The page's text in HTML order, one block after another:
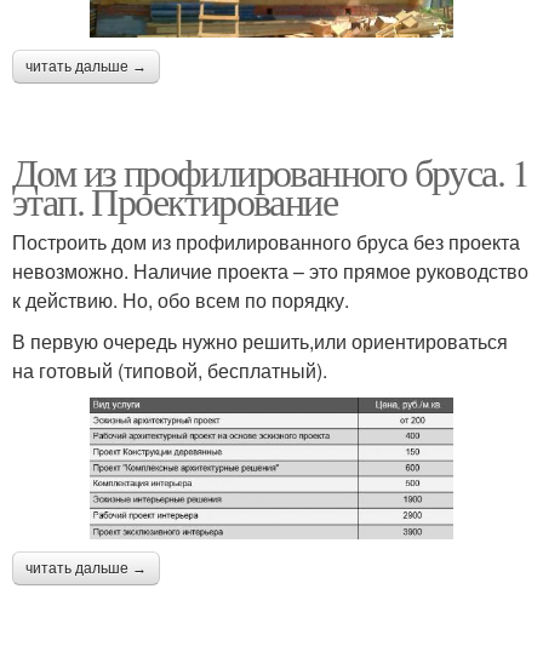
читать дальше →
Дом из профилированного бруса. 1
этап. Проектирование
Построить дом из профилированного бруса без проекта
невозможно. Наличие проекта – это прямое руководство
к действию. Но, обо всем по порядку.
В первую очередь нужно решить,или ориентироваться
на готовый (типовой, бесплатный).
читать дальше →